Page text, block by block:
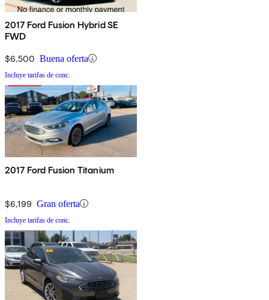
2017 Ford Fusion Hybrid SE
FWD
$6,500 Buena oferta
Incluye tarifas de conc.
2017 Ford Fusion Titanium
$6,199 Gran oferta
Incluye tarifas de conc.